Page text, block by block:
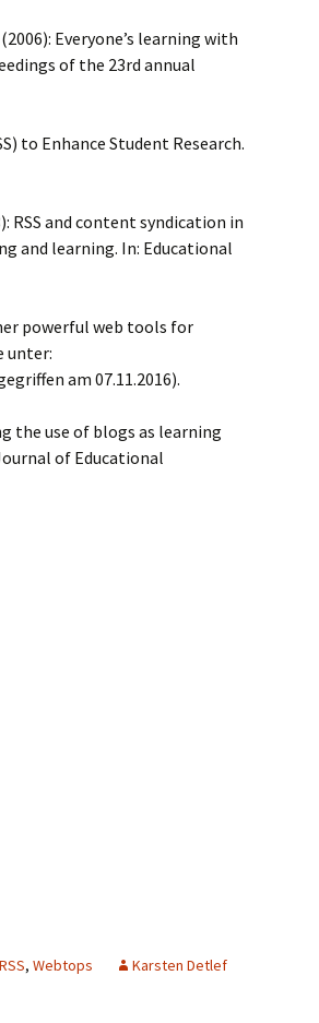
Everyone’s learning with
of the 23rd annual
to Enhance Student Research.
RSS and content syndication in
and learning. In: Educational
powerful web tools for
unter:
am 07.11.2016).
the use of blogs as learning
of Educational
RSS, Webtops Karsten Detlef